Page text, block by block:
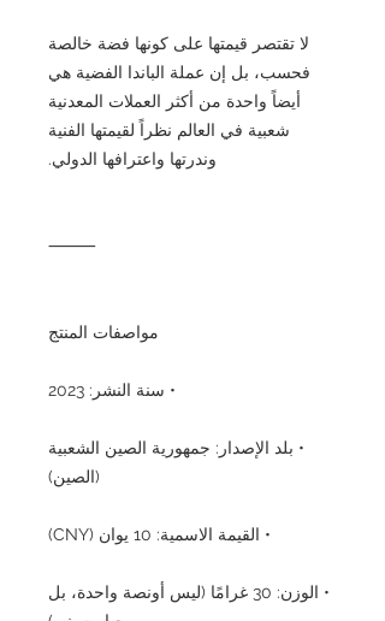
لا تقتصر قيمتها على كونها فضة خالصة
فحسب، بل إن عملة الباندا الفضية هي
أيضاً واحدة من أكثر العملات المعدنية
شعبية في العالم نظراً لقيمتها الفنية
وندرتها واعترافها الدولي.
⸻
مواصفات المنتج
• سنة النشر: 2023
• بلد الإصدار: جمهورية الصين الشعبية
(الصين)
• القيمة الاسمية: 10 يوان (CNY)
• الوزن: 30 غرامًا (ليس أونصة واحدة، بل